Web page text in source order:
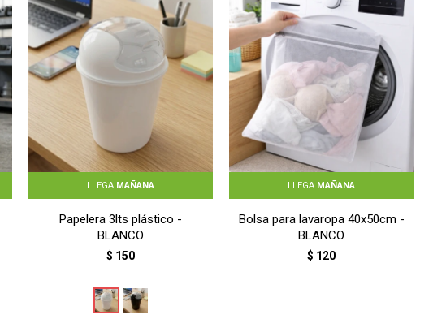
LLEGA MAÑANA
Papelera 3lts plástico -
BLANCO
$ 150
LLEGA MAÑANA
Bolsa para lavaropa 40x50cm -
BLANCO
$ 120